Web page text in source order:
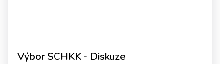
Výbor SCHKK - Diskuze